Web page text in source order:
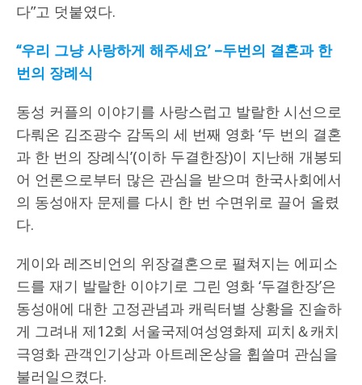
다”고 덧붙였다.
‘‘우리 그냥 사랑하게 해주세요’ –두번의 결혼과 한
번의 장례식
동성 커플의 이야기를 사랑스럽고 발랄한 시선으로
다뤄온 김조광수 감독의 세 번째 영화 ‘두 번의 결혼
과 한 번의 장례식’(이하 두결한장)이 지난해 개봉되
어 언론으로부터 많은 관심을 받으며 한국사회에서
의 동성애자 문제를 다시 한 번 수면위로 끌어 올렸
다.
게이와 레즈비언의 위장결혼으로 펼쳐지는 에피소
드를 재기 발랄한 이야기로 그린 영화 ‘두결한장’은
동성애에 대한 고정관념과 캐릭터별 상황을 진솔하
게 그려내 제12회 서울국제여성영화제 피치＆캐치
극영화 관객인기상과 아트레온상을 휩쓸며 관심을
불러일으켰다.